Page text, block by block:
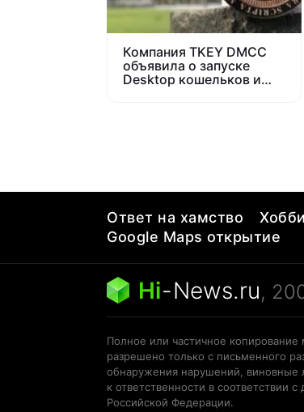
Компания TKEY DMCC
объявила о запуске
Desktop кошельков и
Ответ на хамство
Google Maps открытие
Hi-News.ru,
Полное или частичное
разрешено только с письменного
обнаружения нарушений, виновные
к ответственности в соответствии
Российской Федерации.